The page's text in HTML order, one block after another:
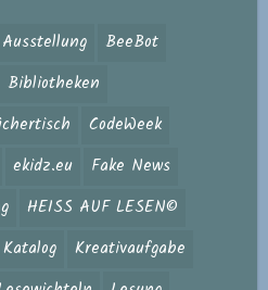
Ausstellung
BeeBot
Bibliotheken
CodeWeek
ekidz.eu
Fake News
HEISS AUF LESEN©
Katalog
Kreativaufgabe